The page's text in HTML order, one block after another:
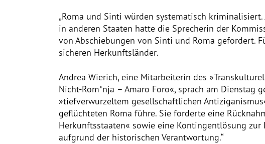
„Roma und Sinti würden systematisch
in anderen Staaten hatte die Sprecherin der
von Abschiebungen von Sinti und Roma gefordert.
sicheren Herkunftsländer.
Andrea Wierich, eine Mitarbeiterin des
Nicht-Rom*nja – Amaro Foro«, sprach am Dienstag
»tiefverwurzeltem gesellschaftlichen
geflüchteten Roma führe. Sie forderte eine
Herkunftsstaaten« sowie eine Kontingentlösung
aufgrund der historischen Verantwortung.“